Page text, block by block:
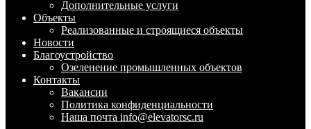
Дополнительные услуги
Объекты
Реализованные и строящиеся объекты
Новости
Благоустройство
Озеленение промышленных объектов
Контакты
Вакансии
Политика конфиденциальности
Наша почта info@elevatorsc.ru